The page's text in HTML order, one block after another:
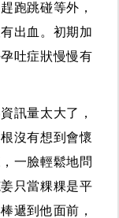
跑跳碰等外，
出血。初期加
吐症狀慢慢有
訊量太大了，
沒有想到會懷
一臉輕鬆地問
只當粿粿是平
遞到他面前，